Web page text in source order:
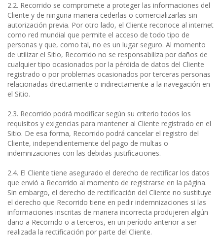
2.2. Recorrido se compromete a proteger las informaciones del
Cliente y de ninguna manera cederlas o comercializarlas sin
autorización previa. Por otro lado, el Cliente reconoce al internet
como red mundial que permite el acceso de todo tipo de
personas y que, como tal, no es un lugar seguro. Al momento
de utilizar el Sitio, Recorrido no se responsabiliza por daños de
cualquier tipo ocasionados por la pérdida de datos del Cliente
registrado o por problemas ocasionados por terceras personas
relacionadas directamente o indirectamente a la navegación en
el Sitio.
2.3. Recorrido podrá modificar según su criterio todos los
requisitos y exigencias para mantener al Cliente registrado en el
Sitio. De esa forma, Recorrido podrá cancelar el registro del
Cliente, independientemente del pago de multas o
indemnizaciones con las debidas justificaciones.
2.4. El Cliente tiene asegurado el derecho de rectificar los datos
que envió a Recorrido al momento de registrarse en la página.
Sin embargo, el derecho de rectificación del Cliente no sustituye
el derecho que Recorrido tiene en pedir indemnizaciones si las
informaciones inscritas de manera incorrecta produjeren algún
daño a Recorrido o a terceros, en un período anterior a ser
realizada la rectificación por parte del Cliente.